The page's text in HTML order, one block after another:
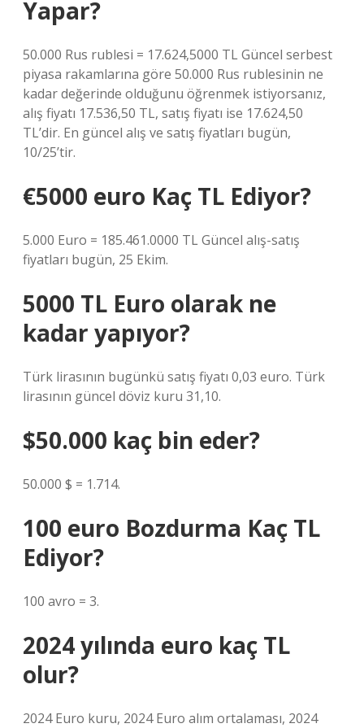
Yapar?
50.000 Rus rublesi = 17.624,5000 TL Güncel serbest
piyasa rakamlarına göre 50.000 Rus rublesinin ne
kadar değerinde olduğunu öğrenmek istiyorsanız,
alış fiyatı 17.536,50 TL, satış fiyatı ise 17.624,50
TL’dir. En güncel alış ve satış fiyatları bugün,
10/25’tir.
€5000 euro Kaç TL Ediyor?
5.000 Euro = 185.461.0000 TL Güncel alış-satış
fiyatları bugün, 25 Ekim.
5000 TL Euro olarak ne
kadar yapıyor?
Türk lirasının bugünkü satış fiyatı 0,03 euro. Türk
lirasının güncel döviz kuru 31,10.
$50.000 kaç bin eder?
50.000 $ = 1.714.
100 euro Bozdurma Kaç TL
Ediyor?
100 avro = 3.
2024 yılında euro kaç TL
olur?
2024 Euro kuru, 2024 Euro alım ortalaması, 2024